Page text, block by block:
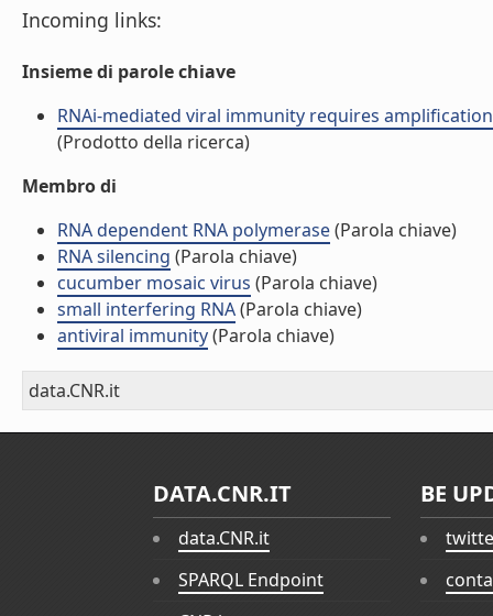
Incoming links:
Insieme di parole chiave
RNAi-mediated viral immunity requires
(Prodotto della ricerca)
Membro di
RNA dependent RNA polymerase(Parola chiave)
RNA silencing (Parola chiave)
cucumber mosaic virus (Parola chiave)
small interfering RNA(Parola chiave)
antiviral immunity(Parola chiave)
data.CNR.it
DATA.CNR.IT
data.CNR.it
SPARQL Endpoint
BE